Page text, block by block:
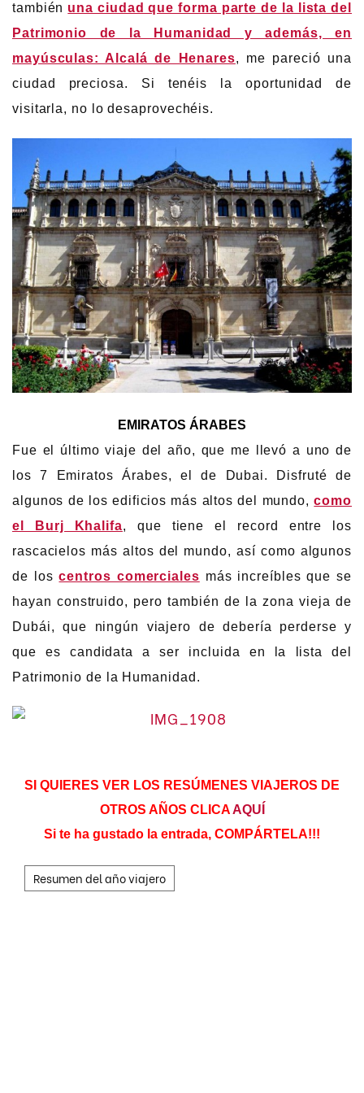
también una ciudad que forma parte de la lista del
Patrimonio de la Humanidad y además, en
mayúsculas: Alcalá de Henares, me pareció una
ciudad preciosa. Si tenéis la oportunidad de
visitarla, no lo desaprovechéis.
EMIRATOS ÁRABES
Fue el último viaje del año, que me llevó a uno de
los 7 Emiratos Árabes, el de Dubai. Disfruté de
algunos de los edificios más altos del mundo,como
el Burj Khalifa, que tiene el record entre los
rascacielos más altos del mundo, así como algunos
de loscentros comerciales más increíbles que se
hayan construido, pero también de la zona vieja de
Dubái, que ningún viajero de debería perderse y
que es candidata a ser incluida en la lista del
Patrimonio de la Humanidad.
SI QUIERES VER LOS RESÚMENES VIAJEROS DE
OTROS AÑOS CLICAAQUÍ
Si te ha gustado la entrada, COMPÁRTELA!!!
Resumen del año viajero